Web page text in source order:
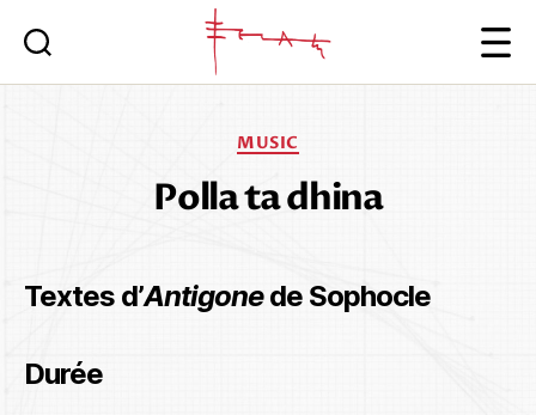
Iannis
Categories
MUSIC
Polla ta dhina
Textes d’Antigonede Sophocle
Durée